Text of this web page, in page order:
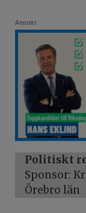
Annons
Politiskt
Sponsor:
Örebro län